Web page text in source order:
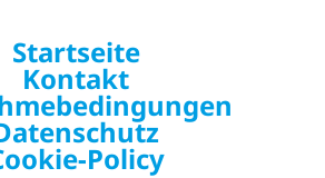
Startseite
Kontakt
Policy